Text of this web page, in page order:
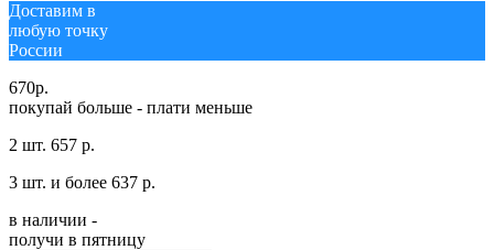
Доставим в
любую точку
России
670р.
покупай больше - плати меньше
2 шт. 657 р.
3 шт. и более 637 р.
в наличии -
получи в пятницу